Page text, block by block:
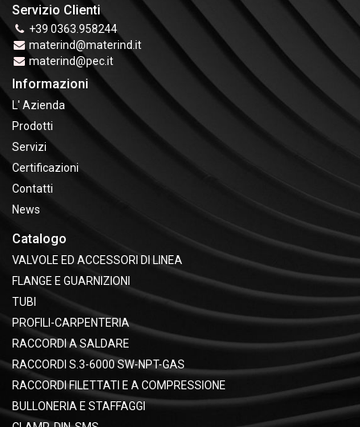
Servizio Clienti
+39 0363.958244
materind@materind.it
materind@pec.it
Informazioni
L' Azienda
Prodotti
Servizi
Certificazioni
Contatti
News
Catalogo
VALVOLE ED ACCESSORI DI LINEA
FLANGE E GUARNIZIONI
TUBI
PROFILI-CARPENTERIA
RACCORDI A SALDARE
RACCORDI S.3-6000 SW-NPT-GAS
RACCORDI FILETTATI E A COMPRESSIONE
BULLONERIA E STAFFAGGI